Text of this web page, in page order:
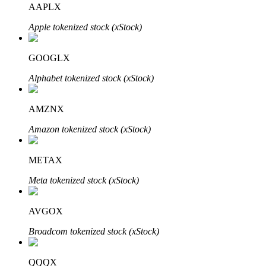
Blocages BTR
Des investissements exclusifs pour les détenteurs de BTR
Prêts
AAPLX
Apple tokenized stock (xStock)
GOOGLX
Alphabet tokenized stock (xStock)
AMZNX
Amazon tokenized stock (xStock)
METAX
Meta tokenized stock (xStock)
AVGOX
Broadcom tokenized stock (xStock)
QQQX